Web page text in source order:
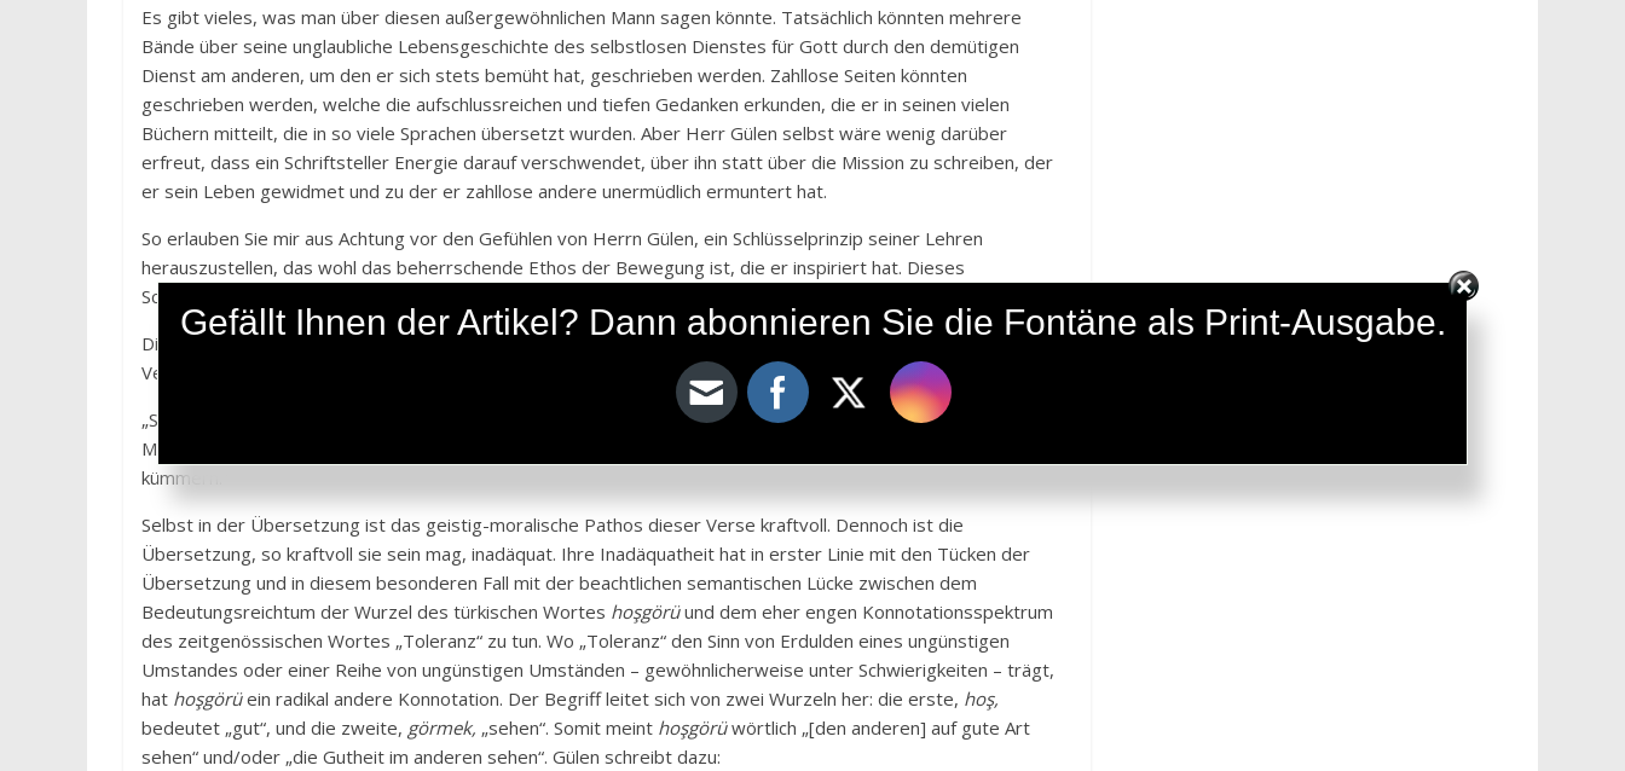
Es gibt vieles, was man über diesen außergewöhnlichen Mann sagen könnte. Tatsächlich könnten mehrere
Bände über seine unglaubliche Lebensgeschichte des selbstlosen Dienstes für Gott durch den demütigen
Dienst am anderen, um den er sich stets bemüht hat, geschrieben werden. Zahllose Seiten könnten
geschrieben werden, welche die aufschlussreichen und tiefen Gedanken erkunden, die er in seinen vielen
Büchern mitteilt, die in so viele Sprachen übersetzt wurden. Aber Herr Gülen selbst wäre wenig darüber
erfreut, dass ein Schriftsteller Energie darauf verschwendet, über ihn statt über die Mission zu schreiben, der
er sein Leben gewidmet und zu der er zahllose andere unermüdlich ermuntert hat.
So erlauben Sie mir aus Achtung vor den Gefühlen von Herrn Gülen, ein Schlüsselprinzip seiner Lehren
herauszustellen, das wohl das beherrschende Ethos der Bewegung ist, die er inspiriert hat. Dieses
Schlüsselprinzip heißt im Türkischen, das in Gülens Herkunftsregion gesprochen wird,
Die Standardübersetzung für
Verse aus Hocaefendis Gedichten:
„Sei so tolerant, dass deine Brust (Herz) soweit wird wie der Ozean. Sei vom Glauben und der Liebe zu den
Menschen inspiriert. Lass es keine besorgten Seelen geben, denen du keine Hand reichst und die dich nicht
kümmern.“
Selbst in der Übersetzung ist das geistig-moralische Pathos dieser Verse kraftvoll. Dennoch ist die
Übersetzung, so kraftvoll sie sein mag, inadäquat. Ihre Inadäquatheit hat in erster Linie mit den Tücken der
Übersetzung und in diesem besonderen Fall mit der beachtlichen semantischen Lücke zwischen dem
Bedeutungsreichtum der Wurzel des türkischen Wortes hoşgörüund dem eher engen Konnotationsspektrum
des zeitgenössischen Wortes „Toleranz“ zu tun. Wo „Toleranz“ den Sinn von Erdulden eines ungünstigen
Umstandes oder einer Reihe von ungünstigen Umständen – gewöhnlicherweise unter Schwierigkeiten – trägt,
hat hoşgörüein radikal andere Konnotation. Der Begriff leitet sich von zwei Wurzeln her: die erste, hoş,
bedeutet „gut“, und die zweite, görmek, „sehen“. Somit meint hoşgörüwörtlich „[den anderen] auf gute Art
sehen“ und/oder „die Gutheit im anderen sehen“. Gülen schreibt dazu:
Gefällt Ihnen der Artikel? Dann abonnieren Sie die Fontäne als Print-Ausgabe.